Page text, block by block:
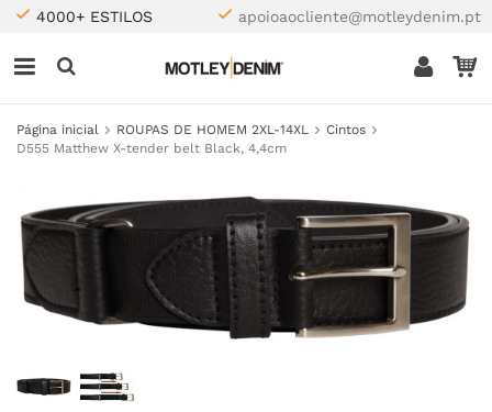
4000+ ESTILOS apoioaocliente@motleydenim.pt
Página inicial ROUPAS DE HOMEM 2XL-14XL
Cintos
D555 Matthew X-tender belt Black, 4,4cm